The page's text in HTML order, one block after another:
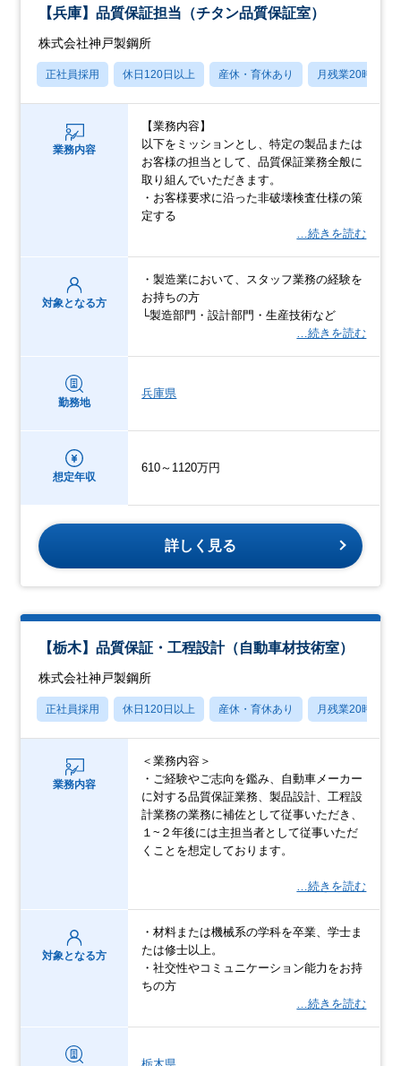
【兵庫】品質保証担当（チタン品質保証室）
株式会社神戸製鋼所
正社員採用 休日120日以上 産休・育休あり 月残業20時間以
業務内容
【業務内容】
以下をミッションとし、特定の製品または
お客様の担当として、品質保証業務全般に
取り組んでいただきます。
・お客様要求に沿った非破壊検査仕様の策
定する
…続きを読む
対象となる方
・製造業において、スタッフ業務の経験を
お持ちの方
└製造部門・設計部門・生産技術など
…続きを読む
勤務地
兵庫県
想定年収
610～1120万円
詳しく見る
【栃木】品質保証・工程設計（自動車材技術室）
株式会社神戸製鋼所
正社員採用 休日120日以上 産休・育休あり 月残業20時間以
業務内容
＜業務内容＞
・ご経験やご志向を鑑み、自動車メーカー
に対する品質保証業務、製品設計、工程設
計業務の業務に補佐として従事いただき、
１~２年後には主担当者として従事いただ
くことを想定しております。
…続きを読む
対象となる方
・材料または機械系の学科を卒業、学士ま
たは修士以上。
・社交性やコミュニケーション能力をお持
ちの方
…続きを読む